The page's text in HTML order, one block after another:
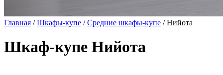
Главная /Шкафы-купе /Средние шкафы-купе / Нийота
Шкаф-купе Нийота